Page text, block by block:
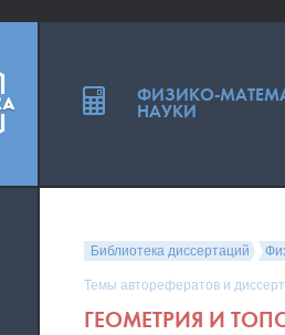
Библиотека диссертаций
Темы авторефератов и
ГЕОМЕТРИЯ И
ФИЗИКО-
НАУКИ